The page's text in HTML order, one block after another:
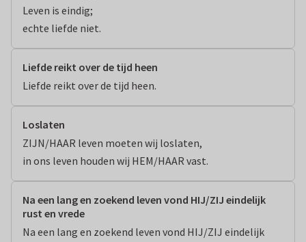
Leven is eindig;
echte liefde niet.
Liefde reikt over de tijd heen
Liefde reikt over de tijd heen.
Loslaten
ZIJN/HAAR leven moeten wij loslaten,
in ons leven houden wij HEM/HAAR vast.
Na een lang en zoekend leven vond HIJ/ZIJ eindelijk
rust en vrede
Na een lang en zoekend leven vond HIJ/ZIJ eindelijk